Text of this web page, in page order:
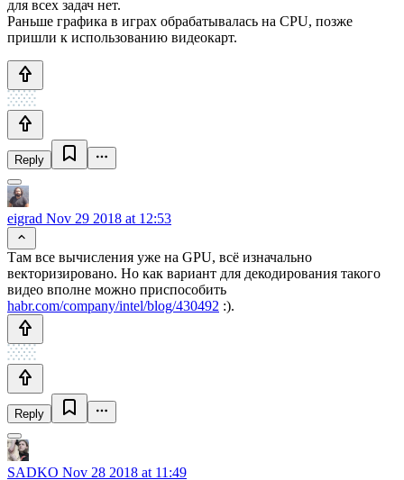
для всех задач нет.
Раньше графика в играх обрабатывалась на CPU, позже
пришли к использованию видеокарт.
Reply
eigrad Nov 29 2018 at 12:53
Там все вычисления уже на GPU, всё изначально
векторизировано. Но как вариант для декодирования такого
видео вполне можно приспособить
habr.com/company/intel/blog/430492 :).
Reply
SADKO Nov 28 2018 at 11:49